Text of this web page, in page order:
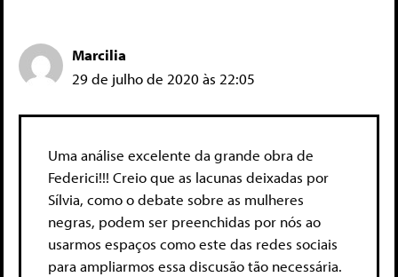
Marcilia
29 de julho de 2020 às 22:05
Uma análise excelente da grande obra de
Federici!!! Creio que as lacunas deixadas por
Sílvia, como o debate sobre as mulheres
negras, podem ser preenchidas por nós ao
usarmos espaços como este das redes sociais
para ampliarmos essa discusão tão necessária.